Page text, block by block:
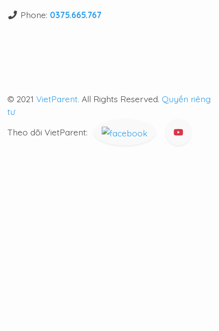
Phone: 0375.665.767
© 2021 VietParent. All Rights Reserved. Quyền riêng
tư
Theo dõi VietParent: